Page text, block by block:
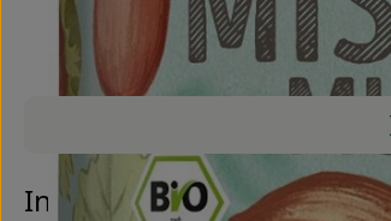
Entdecke passende Rezepte
Info